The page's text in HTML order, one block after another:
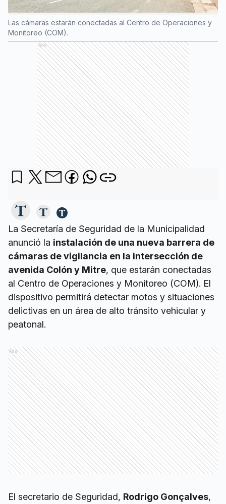
Las cámaras estarán conectadas al Centro de Operaciones y
Monitoreo (COM).
Ads
La Secretaría de Seguridad de la Municipalidad
anunció la instalación de una nueva barrera de
cámaras de vigilancia en la intersección de
avenida Colón y Mitre, que estarán conectadas
al Centro de Operaciones y Monitoreo (COM). El
dispositivo permitirá detectar motos y situaciones
delictivas en un área de alto tránsito vehicular y
peatonal.
Ads
El secretario de Seguridad, Rodrigo Gonçalves,